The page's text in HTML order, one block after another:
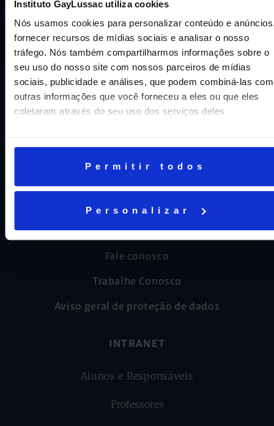
Instituto GayLussac utiliza cookies
Nós usamos cookies para personalizar conteúdo e
fornecer recursos de mídias sociais e analisar o nosso
tráfego. Nós também compartilharmos informações sobre o
seu uso do nosso site com nossos parceiros de mídias
sociais, publicidade e análises, que podem combiná-las com
outras informações que você forneceu a eles ou que eles
coletaram através do seu uso dos serviços deles
Permitir todos
Personalizar
ENEM em Niterói, somos a segunda melhor escola do
Estado e a sétima do Brasil.
Fale conosco
Trabalhe Conosco
Aviso geral de proteção de dados
INTRANET
Alunos e Responsáveis
Professores